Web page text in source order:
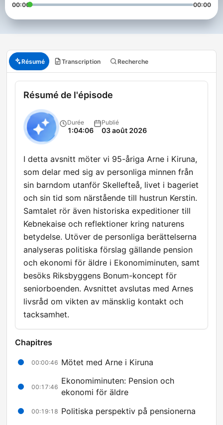
00:00 00:00
Résumé Transcription Recherche
Résumé de l'épisode
Durée
1:04:06
Publié
03 août 2026
I detta avsnitt möter vi 95-åriga Arne i Kiruna,
som delar med sig av personliga minnen från
sin barndom utanför Skellefteå, livet i bageriet
och sin tid som närstående till hustrun Kerstin.
Samtalet rör även historiska expeditioner till
Kebnekaise och reflektioner kring naturens
betydelse. Utöver de personliga berättelserna
analyseras politiska förslag gällande pension
och ekonomi för äldre i Ekonomiminuten, samt
besöks Riksbyggens Bonum-koncept för
seniorboenden. Avsnittet avslutas med Arnes
livsråd om vikten av mänsklig kontakt och
tacksamhet.
Chapitres
00:00:46 Mötet med Arne i Kiruna
00:17:46
Ekonomiminuten: Pension och
ekonomi för äldre
00:19:18 Politiska perspektiv på pensionerna